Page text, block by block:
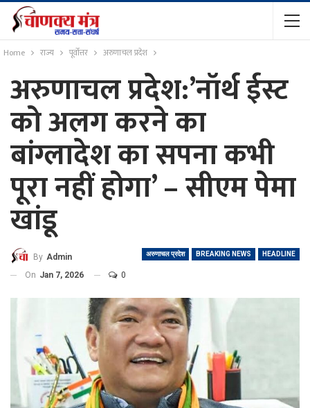
Home राज्य पूर्वोत्तर अरुणाचल प्रदेश
अरुणाचल प्रदेश:’नॉर्थ ईस्ट
को अलग करने का
बांग्लादेश का सपना कभी
पूरा नहीं होगा’ – सीएम पेमा
खांडू
अरुणाचल प्रदेश BREAKING NEWS HEADLINE
By Admin
On Jan 7, 2026 0